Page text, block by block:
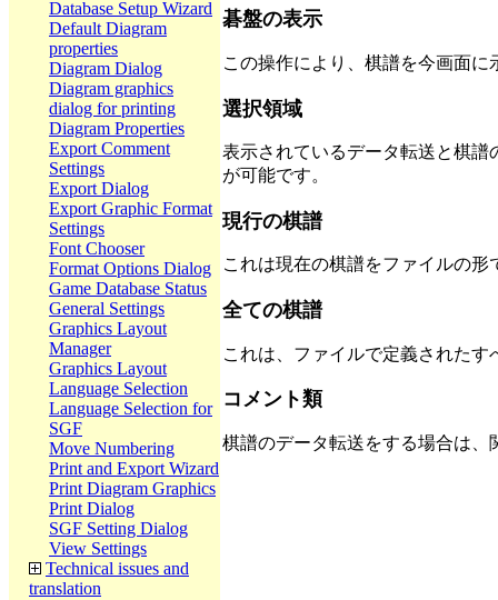
碁盤の表示
この操作により、棋譜を今画面
選択領域
表示されているデータ転送と棋
が可能です。
現行の棋譜
これは現在の棋譜をファイルの形
全ての棋譜
これは、ファイルで定義された
コメント類
棋譜のデータ転送をする場合は
Database Setup Wizard
Default Diagram
properties
Diagram Dialog
Diagram graphics
dialog for printing
Diagram Properties
Export Comment
Settings
Export Dialog
Export Graphic Format
Settings
Font Chooser
Format Options Dialog
Game Database Status
General Settings
Graphics Layout
Manager
Graphics Layout
Language Selection
Language Selection for
SGF
Move Numbering
Print and Export Wizard
Print Diagram Graphics
Print Dialog
SGF Setting Dialog
View Settings
Technical issues and
translation